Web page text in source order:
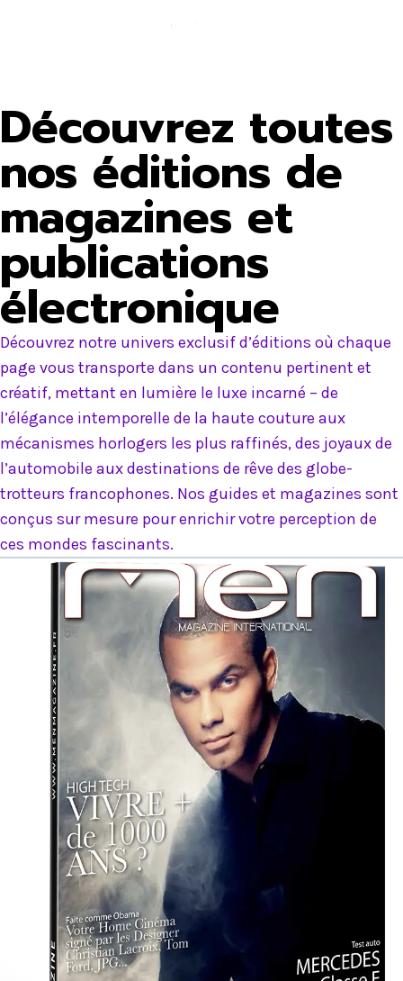
Découvrez toutes
nos éditions de
magazines et
publications
électronique
Découvrez notre univers exclusif d’éditions où chaque
page vous transporte dans un contenu pertinent et
créatif, mettant en lumière le luxe incarné – de
l’élégance intemporelle de la haute couture aux
mécanismes horlogers les plus raffinés, des joyaux de
l’automobile aux destinations de rêve des globe-
trotteurs francophones. Nos guides et magazines sont
conçus sur mesure pour enrichir votre perception de
ces mondes fascinants.